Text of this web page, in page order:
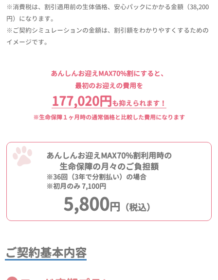
※消費税は、割引適用前の生体価格、安心パックにかかる金額（38,200
円）になります。
※ご契約シミュレーションの金額は、割引額をわかりやすくするための
イメージです。
あんしんお迎えMAX70%割にすると、
最初のお迎えの費用を
177,020円も抑えられます！
※生命保障１ヶ月時の通常価格と比較した費用になります
あんしんお迎えMAX70%割利用時の
生命保障の月々のご負担額
※36回（3年で分割払い）の場合
※初月のみ 7,100円
5,800円 （税込）
ご契約基本内容